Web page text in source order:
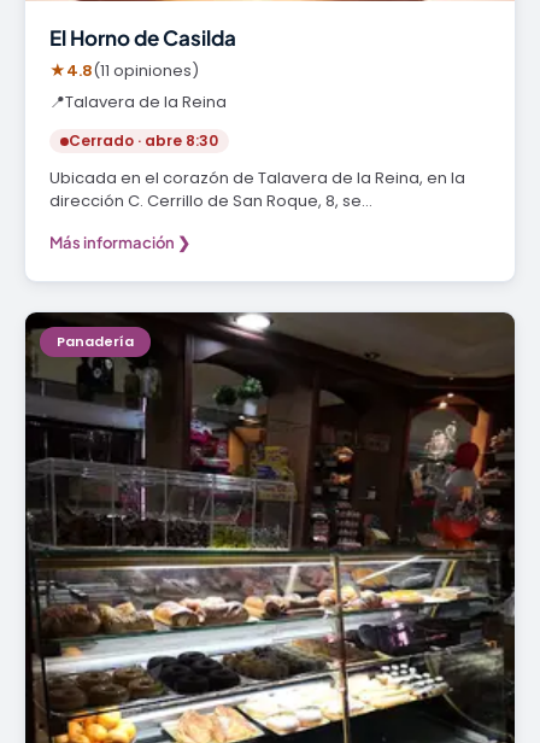
El Horno de Casilda
★4.8(11 opiniones)
📍Talavera de la Reina
Cerrado · abre 8:30
Ubicada en el corazón de Talavera de la Reina, en la
dirección C. Cerrillo de San Roque, 8, se…
Más información ❯
Panadería